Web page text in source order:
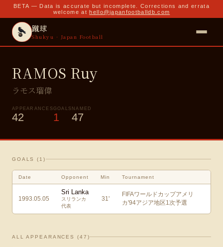
BETA — Data is accurate but incomplete. Corrections and errata
welcome at hello@japanfootballdb.com
蹴球
Shukyu · Japan Football
RAMOS Ruy
ラモス瑠偉
APPEARANCES
42
GOALS
1
NAMED
47
GOALS ( 1 )
Date Opponent Min Tournament
1993.05.05
Sri Lanka
スリランカ
代表
31'
FIFAワールドカップアメリ
カ'94アジア地区1次予選
ALL APPEARANCES (47 )